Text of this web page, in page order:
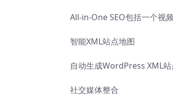
All-in-One SEO包括一个视
智能XML站点地图
自动生成WordPress XML站
社交媒体整合